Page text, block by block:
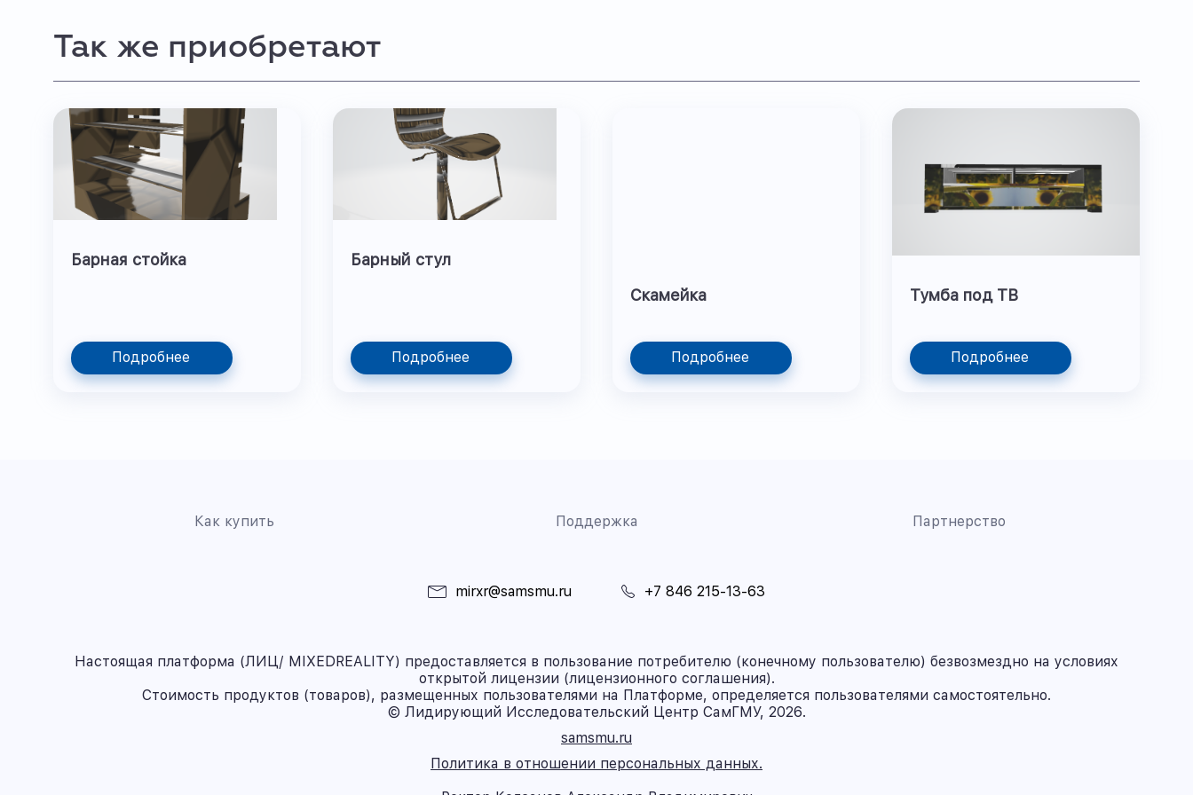
Так же приобретают
Барная стойка
Подробнее
Барный стул
Подробнее
Скамейка
Подробнее
Тумба под ТВ
Подробнее
Как купить Поддержка Партнерство
mirxr@samsmu.ru +7 846 215-13-63
Настоящая платформа (ЛИЦ/ MIXEDREALITY) предоставляется в пользование потребителю (конечному пользователю) безвозмездно на условиях
открытой лицензии (лицензионного соглашения).
Стоимость продуктов (товаров), размещенных пользователями на Платформе, определяется пользователями самостоятельно.
© Лидирующий Исследовательский Центр СамГМУ, 2026.
samsmu.ru
Политика в отношении персональных данных.